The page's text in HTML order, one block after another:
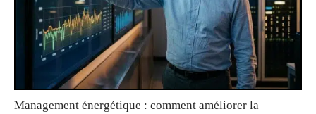
Management énergétique : comment améliorer la